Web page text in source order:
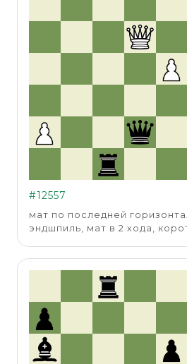
#12557
мат по последней
эндшпиль, мат в 2 хода,